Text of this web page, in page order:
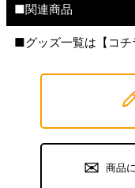
■関連商品
■グッズ一覧は【 コチ
商品